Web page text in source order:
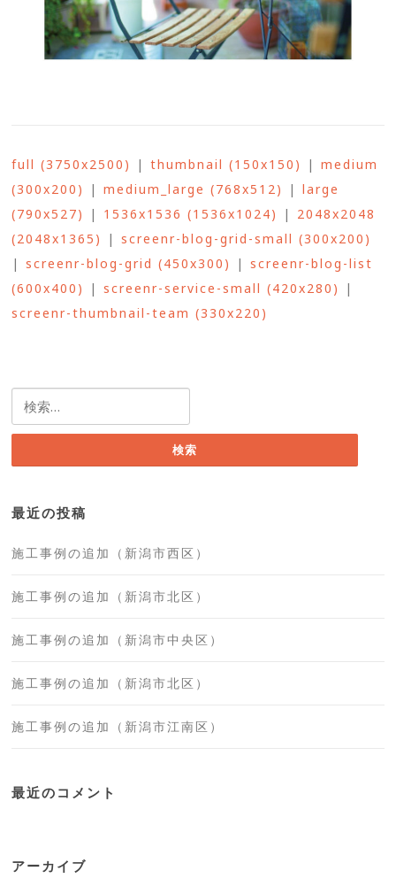
full (3750x2500) |thumbnail (150x150) |medium
(300x200)
|medium_large (768x512) |large
(790x527)
| 1536x1536 (1536x1024) | 2048x2048
(2048x1365)
|screenr-blog-grid-small (300x200)
|screenr-blog-grid (450x300) |screenr-blog-list
(600x400)
|screenr-service-small (420x280)
|
screenr-thumbnail-team (330x220)
索:
最近の投稿
施工事例の追加（新潟市西区）
施工事例の追加（新潟市北区）
施工事例の追加（新潟市中央区）
施工事例の追加（新潟市北区）
施工事例の追加（新潟市江南区）
最近のコメント
アーカイブ